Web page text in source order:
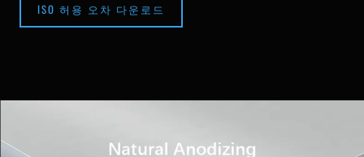
ISO 허용 오차 다운로드